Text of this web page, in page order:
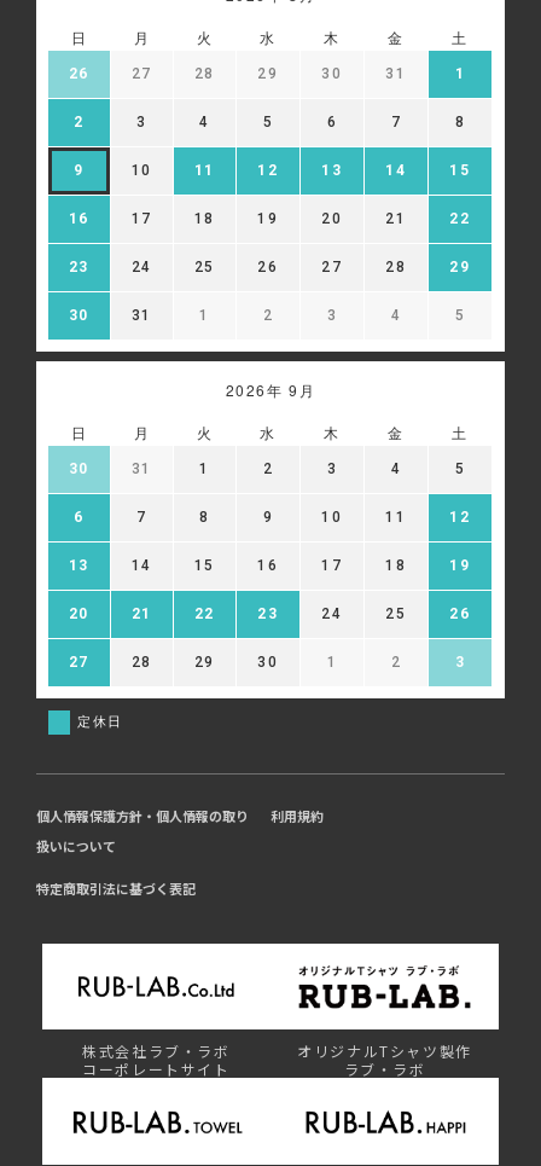
日 月 火 水 木 金 土
26 27 28 29 30 31 1
2 3 4 5 6 7 8
9 10 11 12 13 14 15
16 17 18 19 20 21 22
23 24 25 26 27 28 29
30 31 1 2 3 4 5
2026年 9月
日 月 火 水 木 金 土
30 31 1 2 3 4 5
6 7 8 9 10 11 12
13 14 15 16 17 18 19
20 21 22 23 24 25 26
27 28 29 30 1 2 3
定休日
個人情報保護方針・個人情報の取り
扱いについて
利用規約
特定商取引法に基づく表記
株式会社ラブ・ラボ
コーポレートサイト
オリジナルTシャツ製作
ラブ・ラボ